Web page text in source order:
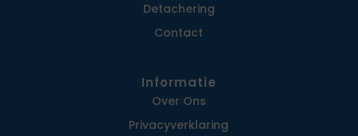
Detachering
Contact
Informatie
Over Ons
Privacy­verklaring